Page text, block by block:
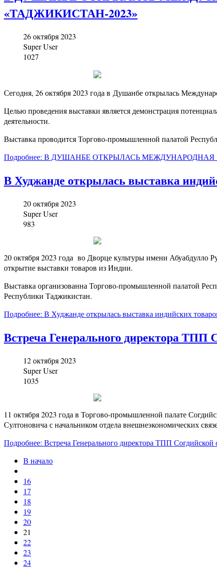
«ТАДЖИКИСТАН-2023»
26 октября 2023
Super User
1027
Сегодня, 26 октября 2023 года в Душанбе открылась
Целью проведения выставки является демонстрация
деятельности.
Выставка проводится Торгово-промышленной палатой
Подробнее: В ДУШАНБЕ ОТКРЫЛАСЬ
В Худжанде открылась выставка
20 октября 2023
Super User
983
20 октября 2023 года во Дворце культуры имени Абуабдулло
открытие выставки товаров из Индии.
Выставка организованна Торгово-промышленной палатой
Республики Таджикистан.
Подробнее: В Худжанде открылась выставка индийских
Встреча Генерального директора
12 октября 2023
Super User
1035
11 октября 2023 года в Торгово-промышленной палате
Султоновича с начальником отдела внешнеэкономических
Подробнее: Встреча Генерального директора ТПП
В начало
16
17
18
19
20
21
22
23
24